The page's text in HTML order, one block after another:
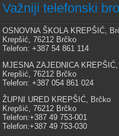
Važniji telefonski
OSNOVNA ŠKOLA KREPŠIĆ,
Krepšić, 76212 Brčko
Telefon: +387 54 861 114
MJESNA ZAJEDNICA
Krepšić, 76212 Brčko
Telefon: +387 054 861 024
ŽUPNI URED KREPŠIĆ, Brčko
Krepšić, 76212 Brčko
Telefon:+387 49 753-001
Telefon:+387 49 753-030